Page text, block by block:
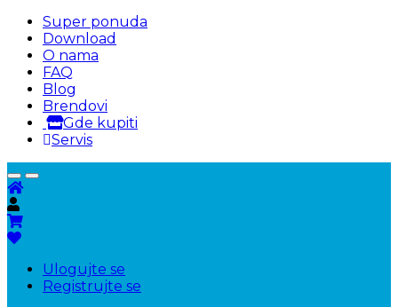
Super ponuda
Download
O nama
FAQ
Blog
Brendovi
Gde kupiti
Servis
Ulogujte se
Registrujte se